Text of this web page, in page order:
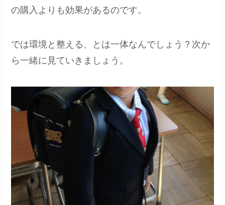
の購入よりも効果があるのです。
では環境と整える、とは一体なんでしょう？次か
ら一緒に見ていきましょう。